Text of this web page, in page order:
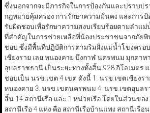
ซึ่งนอกจากจะมีภารกิจในการป้องกันและปราบปร
กฎหมายคุ้มครอง การรักษาความมั่นคง และการ
รับผิดชอบเพื่อรักษาความสงบเรียบร้อยตามลำแ
ที่สำคัญในการช่วยเหลือพี่น้องประชาชนจากภัย
ชอบ ซึ่งมีพื้นที่ปฏิบัติการตามริมฝั่งแม่น้ำโขงครอ
เชียงราย เลย หนองคาย บึงกาฬ นครพนม มุกดาห
อุบลราชธานี เป็นระยะทางทั้งสิ้น 928 กิโลเมตร
ชอบเป็น นรข.เขต 4 เขต ดังนี้ 1. นรข.เขตเชียงร
หนองคาย 3. นรข.เขตนครพนม 4. นรข.เขตอุบล
สิ้น 14 สถานีเรือ และ 1 หน่วยเรือ โดยในส่วนขอ
สถานีเรือ 4 แห่ง คือ สถานีเรือบ้านแพง สถานีเรือ